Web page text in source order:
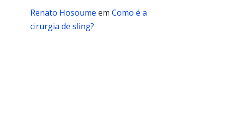
Renato Hosoume em Como é a
cirurgia de sling?